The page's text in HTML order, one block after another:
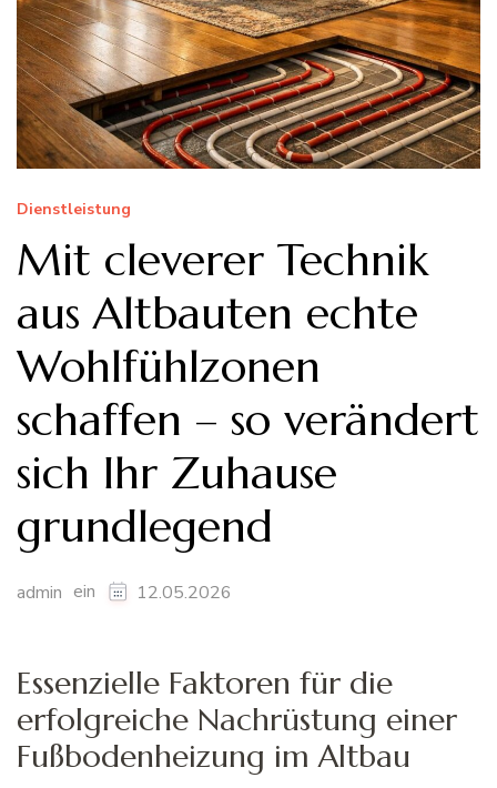
Dienstleistung
Mit cleverer Technik
aus Altbauten echte
Wohlfühlzonen
schaffen – so verändert
sich Ihr Zuhause
grundlegend
admin ein 12.05.2026
Essenzielle Faktoren für die
erfolgreiche Nachrüstung einer
Fußbodenheizung im Altbau